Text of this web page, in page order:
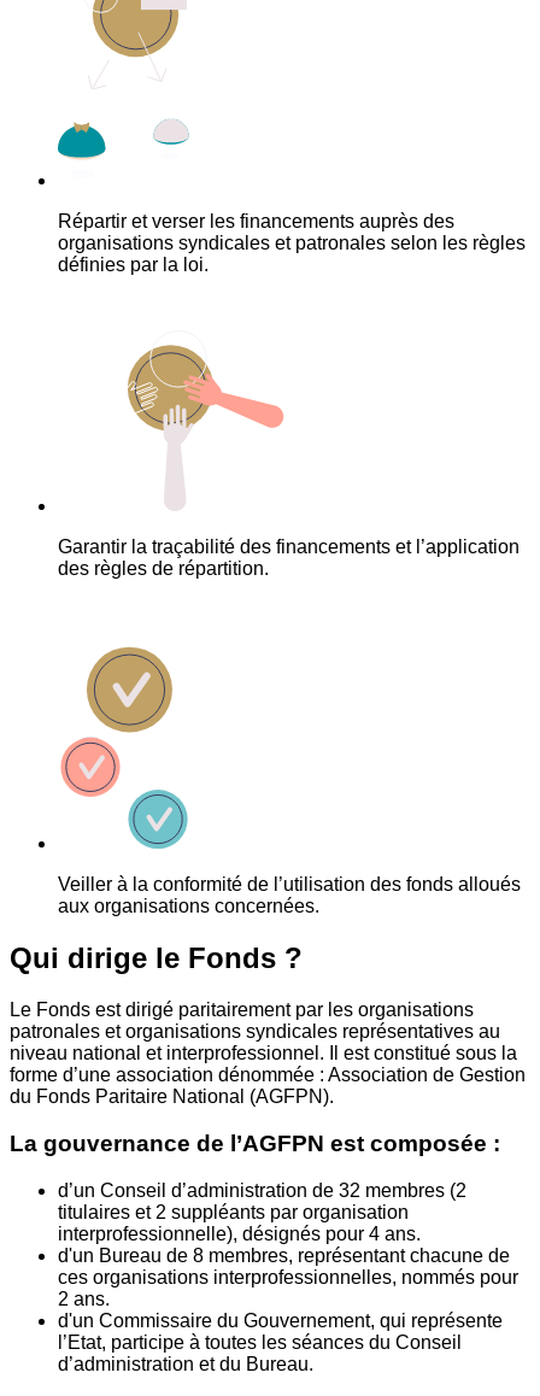
Répartir et verser les financements auprès des
organisations syndicales et patronales selon les règles
définies par la loi.
Garantir la traçabilité des financements et l’application
des règles de répartition.
Veiller à la conformité de l’utilisation des fonds alloués
aux organisations concernées.
Qui dirige le Fonds ?
Le Fonds est dirigé paritairement par les organisations
patronales et organisations syndicales représentatives au
niveau national et interprofessionnel. Il est constitué sous la
forme d’une association dénommée : Association de Gestion
du Fonds Paritaire National (AGFPN).
La gouvernance de l’AGFPN est composée :
d’un Conseil d’administration de 32 membres (2
titulaires et 2 suppléants par organisation
interprofessionnelle), désignés pour 4 ans.
d'un Bureau de 8 membres, représentant chacune de
ces organisations interprofessionnelles, nommés pour
2 ans.
d'un Commissaire du Gouvernement, qui représente
l’Etat, participe à toutes les séances du Conseil
d’administration et du Bureau.